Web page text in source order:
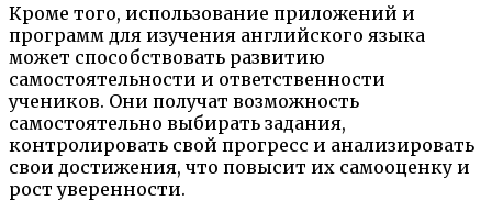
Кроме того, использование приложений и
программ для изучения английского языка
может способствовать развитию
самостоятельности и ответственности
учеников. Они получат возможность
самостоятельно выбирать задания,
контролировать свой прогресс и анализировать
свои достижения, что повысит их самооценку и
рост уверенности.